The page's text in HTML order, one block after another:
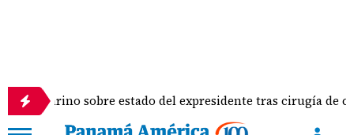
sobre estado del expresidente tras cirugía de